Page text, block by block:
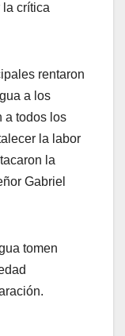
la crítica
rentaron
a los
a todos los
la labor
la
Gabriel
tomen